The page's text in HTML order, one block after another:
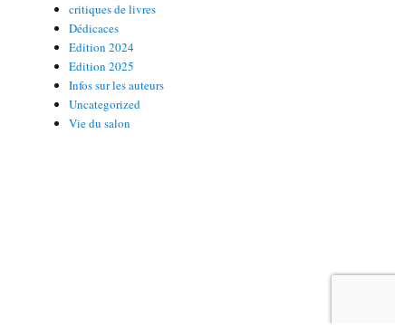
critiques de livres
Dédicaces
Edition 2024
Edition 2025
Infos sur les auteurs
Uncategorized
Vie du salon